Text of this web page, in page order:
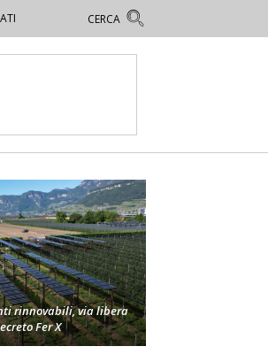
rinnovabili, via libera
Fer X